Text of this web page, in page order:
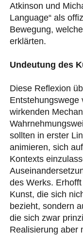
Atkinson und
Language“ als
Bewegung,
erklärten.
Undeutung des
Diese Reflexion
Entstehungswege
wirkenden
sollten in erster
animieren, sich
Kontexts
des Werks.
Kunst, die sich
bezieht, sondern
die sich zwar
Realisierung aber